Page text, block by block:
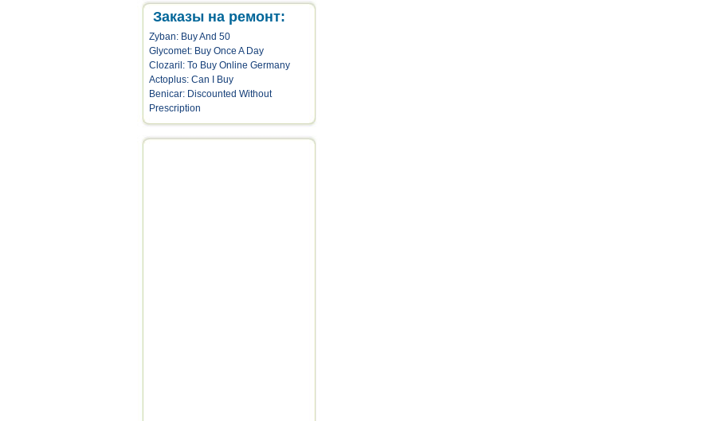
Заказы на ремонт:
Zyban: Buy And 50
Glycomet: Buy Once A Day
Clozaril: To Buy Online Germany
Actoplus: Can I Buy
Benicar: Discounted Without
Prescription